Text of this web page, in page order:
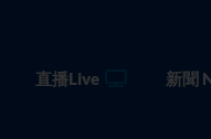
直播Live 新聞